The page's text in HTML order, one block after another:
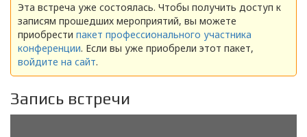
Эта встреча уже состоялась. Чтобы получить доступ к
записям прошедших мероприятий, вы можете
приобрести пакет профессионального участника
конференции. Если вы уже приобрели этот пакет,
войдите на сайт.
Запись встречи